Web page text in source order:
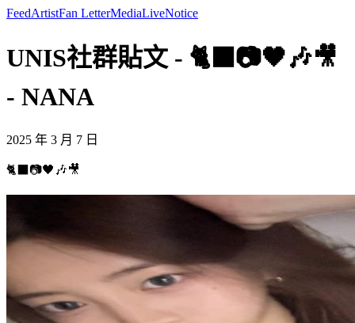
FeedArtistFan LetterMediaLiveNotice
UNIS社群貼文 - 🐈‍⬛📷🖤🎶🎥
- NANA
2025 年 3 月 7 日
🐈‍⬛📷🖤🎶🎥